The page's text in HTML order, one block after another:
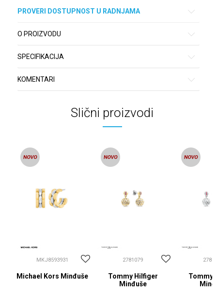
PROVERI DOSTUPNOST U RADNJAMA
O PROIZVODU
SPECIFIKACIJA
KOMENTARI
Slični proizvodi
MKJ8593931
Michael Kors Minđuše
2781079
Tommy Hilfiger
Minđuše
Tommy